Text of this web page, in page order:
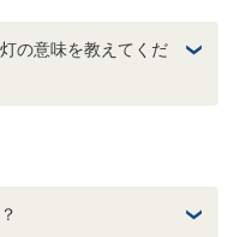
の意味を教えてくだ